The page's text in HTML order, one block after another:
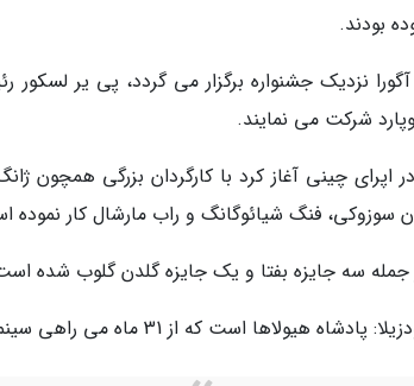
بودند.
نزدیک جشنواره برگزار می گردد، پی یر
شرکت می نمایند.
اپرای چینی آغاز کرد با کارگردان بزرگی همچون
سوزوکی، فنگ شیائوگانگ و راب مارشال کار نموده
جمله سه جایزه بفتا و یک جایزه گلدن گلوب شده
است که از 31 ماه می راهی سینماها می گردد.